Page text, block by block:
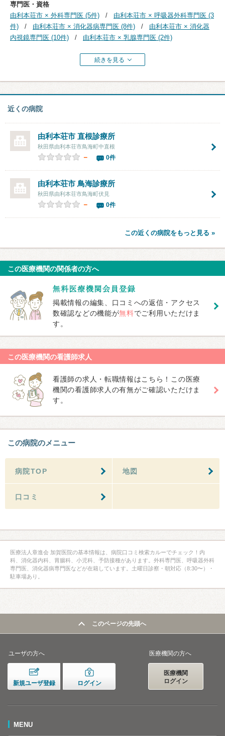
専門医・資格
由利本荘市 × 外科専門医 (5件)
由利本荘市 × 呼吸器外科専門医 (3
件)
由利本荘市 × 消化器病専門医 (8件)
由利本荘市 × 消化器
内視鏡専門医 (10件)
由利本荘市 × 乳腺専門医 (2件)
続きを見る
近くの病院
由利本荘市 直根診療所
秋田県由利本荘市鳥海町中直根
－ 0件
由利本荘市 鳥海診療所
秋田県由利本荘市鳥海町伏見
－ 0件
この近くの病院をもっと見る »
この医療機関の関係者の方へ
掲載情報の編集、口コミへの返信・アクセス
数確認などの機能が無料でご利用いただけま
す。
この医療機関の看護師求人
看護師の求人・転職情報はこちら！この医療
機関の看護師求人の有無がご確認いただけま
す。
この病院のメニュー
病院TOP 地図
口コミ
医療法人章進会 加賀医院の基本情報は、病院口コミ検索カルーでチェック！内
科、消化器内科、胃腸科、小児科、予防接種があります。外科専門医、呼吸器外科
専門医、消化器病専門医などが在籍しています。土曜日診察・朝対応（8:30〜）・
駐車場あり。
このページの先頭へ
ユーザの方へ
新規ユーザ登録 ログイン
医療機関の方へ
医療機関
ログイン
MENU